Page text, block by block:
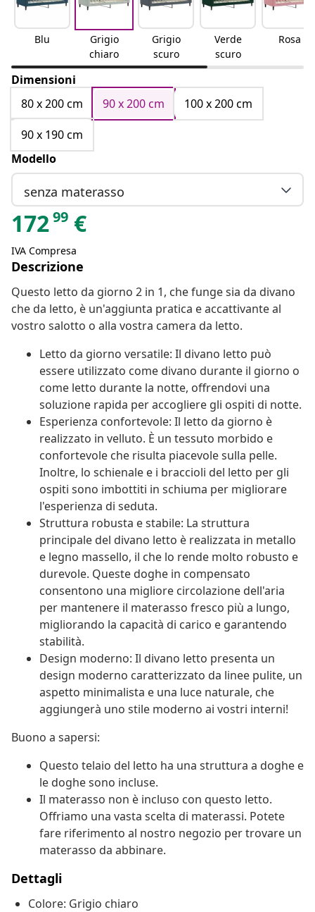
Blu
Grigio
chiaro
Grigio
scuro
Verde
scuro
Rosa
Dimensioni
80 x 200 cm
90 x 200 cm
100 x 200 cm
90 x 190 cm
Modello
senza materasso
17299 €
IVA Compresa
Descrizione
Questo letto da giorno 2 in 1, che funge sia da divano
che da letto, è un'aggiunta pratica e accattivante al
vostro salotto o alla vostra camera da letto.
Letto da giorno versatile: Il divano letto può
essere utilizzato come divano durante il giorno o
come letto durante la notte, offrendovi una
soluzione rapida per accogliere gli ospiti di notte.
Esperienza confortevole: Il letto da giorno è
realizzato in velluto. È un tessuto morbido e
confortevole che risulta piacevole sulla pelle.
Inoltre, lo schienale e i braccioli del letto per gli
ospiti sono imbottiti in schiuma per migliorare
l'esperienza di seduta.
Struttura robusta e stabile: La struttura
principale del divano letto è realizzata in metallo
e legno massello, il che lo rende molto robusto e
durevole. Queste doghe in compensato
consentono una migliore circolazione dell'aria
per mantenere il materasso fresco più a lungo,
migliorando la capacità di carico e garantendo
stabilità.
Design moderno: Il divano letto presenta un
design moderno caratterizzato da linee pulite, un
aspetto minimalista e una luce naturale, che
aggiungerà uno stile moderno ai vostri interni!
Buono a sapersi:
Questo telaio del letto ha una struttura a doghe e
le doghe sono incluse.
Il materasso non è incluso con questo letto.
Offriamo una vasta scelta di materassi. Potete
fare riferimento al nostro negozio per trovare un
materasso da abbinare.
Dettagli
Colore: Grigio chiaro